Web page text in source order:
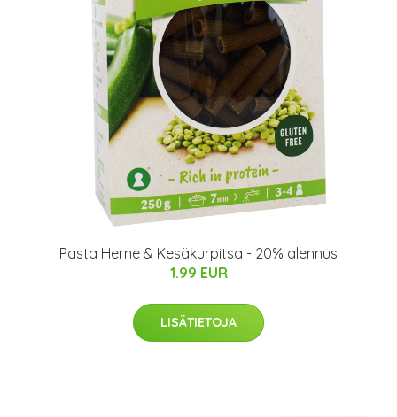
Pasta Herne & Kesäkurpitsa - 20% alennus
1.99 EUR
LISÄTIETOJA